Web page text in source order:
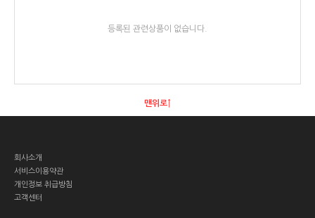
등록된 관련상품이 없습니다.
맨위로↑
회사소개
서비스이용약관
개인정보 취급방침
고객센터